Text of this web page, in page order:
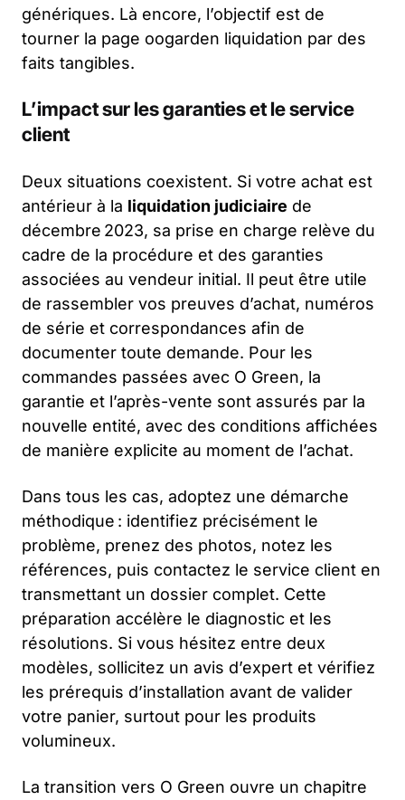
génériques. Là encore, l’objectif est de
tourner la page oogarden liquidation par des
faits tangibles.
L’impact sur les garanties et le service
client
Deux situations coexistent. Si votre achat est
antérieur à la liquidation judiciaire de
décembre 2023, sa prise en charge relève du
cadre de la procédure et des garanties
associées au vendeur initial. Il peut être utile
de rassembler vos preuves d’achat, numéros
de série et correspondances afin de
documenter toute demande. Pour les
commandes passées avec O Green, la
garantie et l’après-vente sont assurés par la
nouvelle entité, avec des conditions affichées
de manière explicite au moment de l’achat.
Dans tous les cas, adoptez une démarche
méthodique : identifiez précisément le
problème, prenez des photos, notez les
références, puis contactez le service client en
transmettant un dossier complet. Cette
préparation accélère le diagnostic et les
résolutions. Si vous hésitez entre deux
modèles, sollicitez un avis d’expert et vérifiez
les prérequis d’installation avant de valider
votre panier, surtout pour les produits
volumineux.
La transition vers O Green ouvre un chapitre